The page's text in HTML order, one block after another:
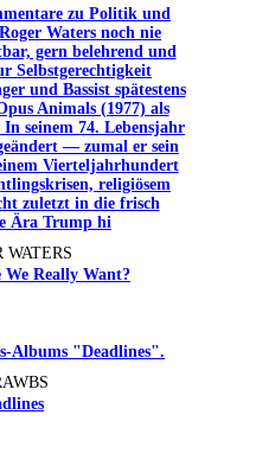
WATERS
Really Want?